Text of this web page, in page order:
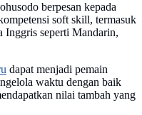
berpesan kepada
soft skill, termasuk
Inggris seperti Mandarin,
dapat menjadi pemain
waktu dengan baik
nilai tambah yang